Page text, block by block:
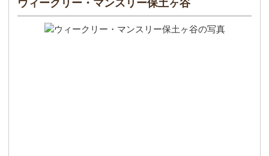
ウィークリー・マンスリー保土ヶ谷